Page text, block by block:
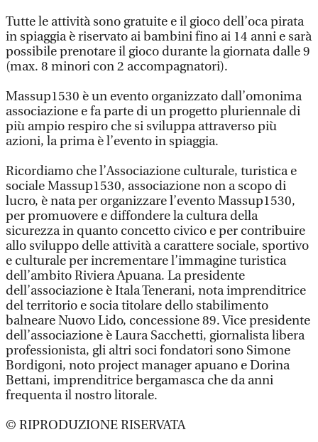
Tutte le attività sono gratuite e il gioco dell’oca pirata
in spiaggia è riservato ai bambini fino ai 14 anni e sarà
possibile prenotare il gioco durante la giornata dalle 9
(max. 8 minori con 2 accompagnatori).
Massup1530 è un evento organizzato dall’omonima
associazione e fa parte di un progetto pluriennale di
più ampio respiro che si sviluppa attraverso più
azioni, la prima è l’evento in spiaggia.
Ricordiamo che l’Associazione culturale, turistica e
sociale Massup1530, associazione non a scopo di
lucro, è nata per organizzare l’evento Massup1530,
per promuovere e diffondere la cultura della
sicurezza in quanto concetto civico e per contribuire
allo sviluppo delle attività a carattere sociale, sportivo
e culturale per incrementare l’immagine turistica
dell’ambito Riviera Apuana. La presidente
dell’associazione è Itala Tenerani, nota imprenditrice
del territorio e socia titolare dello stabilimento
balneare Nuovo Lido, concessione 89. Vice presidente
dell’associazione è Laura Sacchetti, giornalista libera
professionista, gli altri soci fondatori sono Simone
Bordigoni, noto project manager apuano e Dorina
Bettani, imprenditrice bergamasca che da anni
frequenta il nostro litorale.
© RIPRODUZIONE RISERVATA